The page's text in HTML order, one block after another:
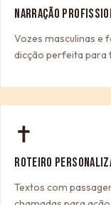
NARRAÇÃO
Vozes masculinas e
dicção perfeita para
✝
ROTEIRO
Textos com